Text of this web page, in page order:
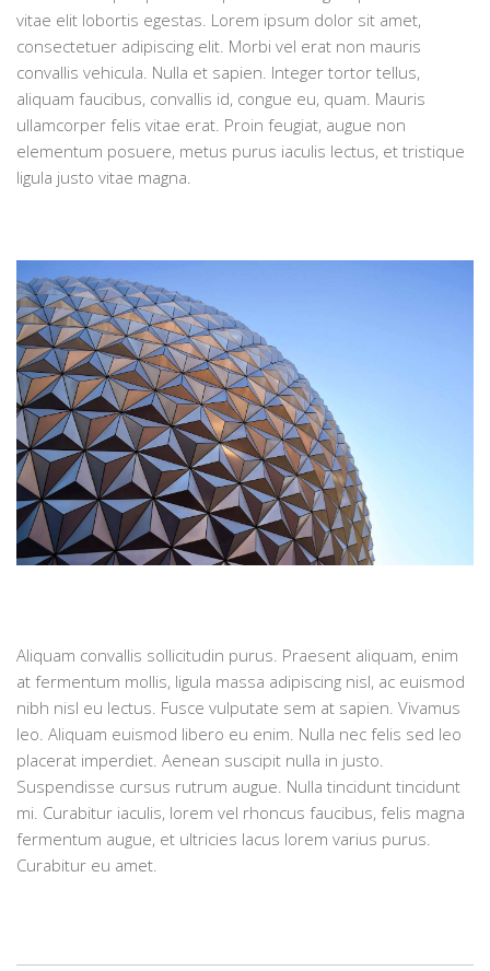
vitae elit lobortis egestas. Lorem ipsum dolor sit amet,
consectetuer adipiscing elit. Morbi vel erat non mauris
convallis vehicula. Nulla et sapien. Integer tortor tellus,
aliquam faucibus, convallis id, congue eu, quam. Mauris
ullamcorper felis vitae erat. Proin feugiat, augue non
elementum posuere, metus purus iaculis lectus, et tristique
ligula justo vitae magna.
Aliquam convallis sollicitudin purus. Praesent aliquam, enim
at fermentum mollis, ligula massa adipiscing nisl, ac euismod
nibh nisl eu lectus. Fusce vulputate sem at sapien. Vivamus
leo. Aliquam euismod libero eu enim. Nulla nec felis sed leo
placerat imperdiet. Aenean suscipit nulla in justo.
Suspendisse cursus rutrum augue. Nulla tincidunt tincidunt
mi. Curabitur iaculis, lorem vel rhoncus faucibus, felis magna
fermentum augue, et ultricies lacus lorem varius purus.
Curabitur eu amet.